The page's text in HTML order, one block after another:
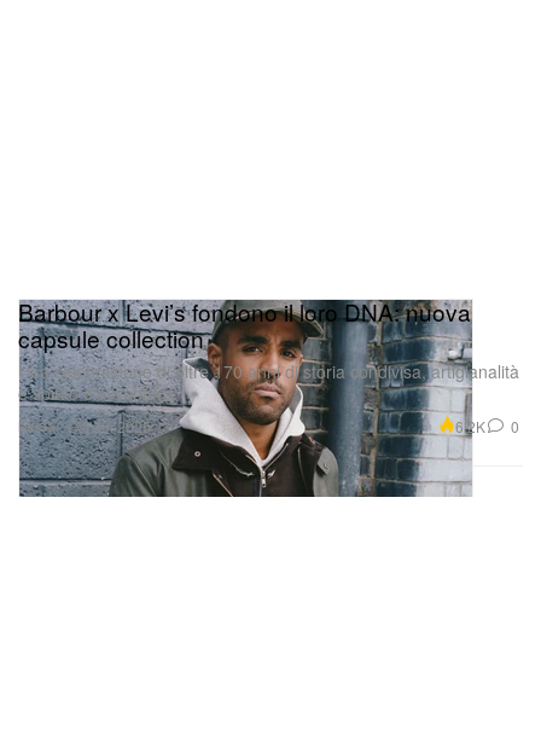
Moda
Barbour x Levi’s fondono il loro DNA: nuova
capsule collection
Una celebrazione di oltre 170 anni di storia condivisa, artigianalità
e spirito d’avventura.
Oct 30, 2025 6.2K 0